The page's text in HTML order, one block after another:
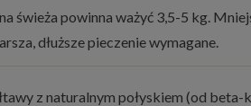
świeża powinna ważyć 3,5-5 kg.
dłuższe pieczenie wymagane.
z naturalnym połyskiem (od